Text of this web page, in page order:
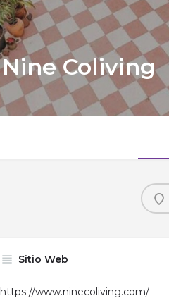
Nine Coliving
Sitio Web
https://www.ninecoliving.com/